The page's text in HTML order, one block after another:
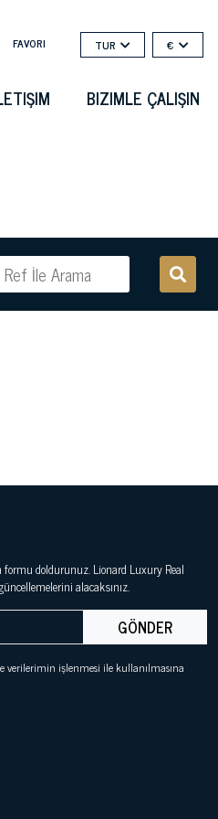
FAVORI TUR €
BIZIMLE ÇALIŞIN
doldurunuz. Lionard Luxury Real
alacaksınız.
GÖNDER
verilerimin işlenmesi ile kullanılmasına